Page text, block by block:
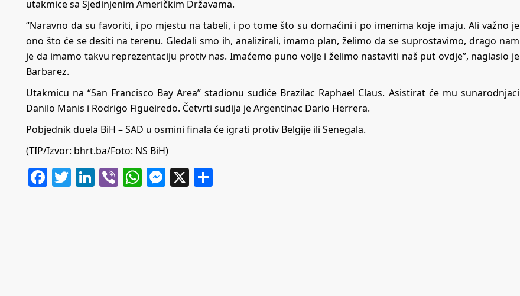
utakmice sa Sjedinjenim Američkim Državama.
“Naravno da su favoriti, i po mjestu na tabeli, i po tome što su domaćini i po imenima koje imaju. Ali važno je
ono što će se desiti na terenu. Gledali smo ih, analizirali, imamo plan, želimo da se suprostavimo, drago nam
je da imamo takvu reprezentaciju protiv nas. Imaćemo puno volje i želimo nastaviti naš put ovdje”, naglasio je
Barbarez.
Utakmicu na “San Francisco Bay Area” stadionu sudiće Brazilac Raphael Claus. Asistirat će mu sunarodnjaci
Danilo Manis i Rodrigo Figueiredo. Četvrti sudija je Argentinac Dario Herrera.
Pobjednik duela BiH – SAD u osmini finala će igrati protiv Belgije ili Senegala.
(TIP/Izvor: bhrt.ba/Foto: NS BiH)
Facebook
Twitter
LinkedIn
ViberWhatsApp
Messenger
X